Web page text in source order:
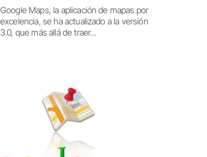
Google Maps, la aplicación de mapas por
excelencia, se ha actualizado a la versión
3.0, que más allá de traer...